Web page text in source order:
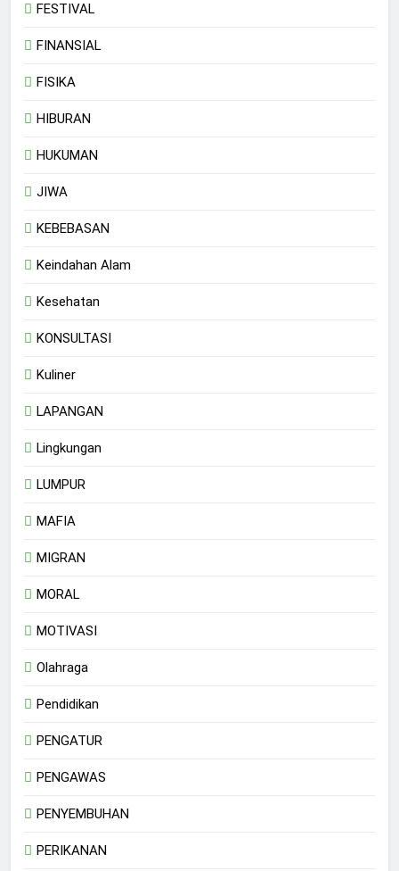
FESTIVAL
FINANSIAL
FISIKA
HIBURAN
HUKUMAN
JIWA
KEBEBASAN
Keindahan Alam
Kesehatan
KONSULTASI
Kuliner
LAPANGAN
Lingkungan
LUMPUR
MAFIA
MIGRAN
MORAL
MOTIVASI
Olahraga
Pendidikan
PENGATUR
PENGAWAS
PENYEMBUHAN
PERIKANAN